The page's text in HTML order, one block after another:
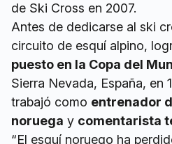
de Ski Cross en 2007.
Antes de dedicarse al ski
circuito de esquí alpino,
puesto en la Copa del
Sierra Nevada, España, en
trabajó como entrenador
noruega y comentarista
“El esquí noruego ha